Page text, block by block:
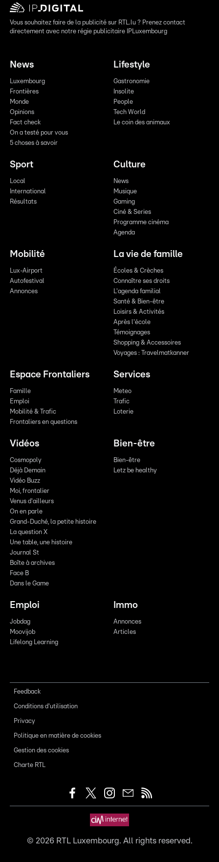
Vous souhaitez faire de la publicité sur RTL.lu ? Prenez contact
directement avec notre régie publicitaire IPLuxembourg
News
Luxembourg
Frontières
Monde
Opinions
Fact check
On a testé pour vous
5 choses à savoir
Lifestyle
Gastronomie
Insolite
People
Tech World
Le coin des animaux
Sport
Local
International
Résultats
Culture
News
Musique
Gaming
Ciné & Series
Programme cinéma
Agenda
Mobilité
Lux-Airport
Autofestival
Annonces
La vie de famille
Écoles & Crèches
Connaître ses droits
L'agenda familial
Santé & Bien-être
Loisirs & Activités
Après l'école
Témoignages
Shopping & Accessoires
Voyages : Travelmatkanner
Espace Frontaliers
Famille
Emploi
Mobilité & Trafic
Frontaliers en questions
Services
Meteo
Trafic
Loterie
Vidéos
Cosmopoly
Déjà Demain
Vidéo Buzz
Moi, frontalier
Venus d'ailleurs
On en parle
Grand-Duché, la petite histoire
La question X
Une table, une histoire
Journal St
Boîte à archives
Face B
Dans le Game
Bien-être
Bien-être
Letz be healthy
Emploi
Jobdag
Moovijob
Lifelong Learning
Immo
Annonces
Articles
Feedback
Conditions d'utilisation
Privacy
Politique en matière de cookies
Gestion des cookies
Charte RTL
© 2026RTL Luxembourg. All rights reserved.